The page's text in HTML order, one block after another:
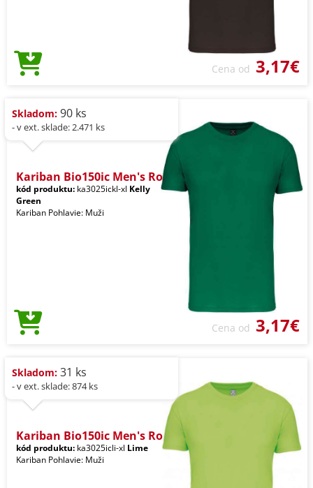
Cena od 3,17€
Skladom: 90 ks
- v ext. sklade: 2.471 ks
Kariban Bio150ic Men's Ro
kód produktu: ka3025ickl-xl Kelly
Green
Kariban Pohlavie: Muži
Cena od 3,17€
Skladom: 31 ks
- v ext. sklade: 874 ks
Kariban Bio150ic Men's Ro
kód produktu: ka3025icli-xl Lime
Kariban Pohlavie: Muži